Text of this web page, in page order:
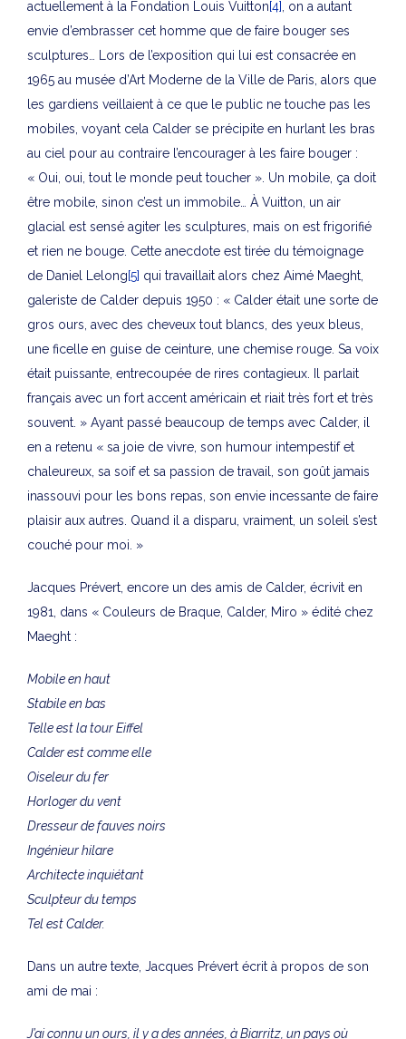
actuellement à la Fondation Louis Vuitton[4]
, on a autant
envie d’embrasser cet homme que de faire bouger ses
sculptures… Lors de l’exposition qui lui est consacrée en
1965 au musée d’Art Moderne de la Ville de Paris, alors que
les gardiens veillaient à ce que le public ne touche pas les
mobiles, voyant cela Calder se précipite en hurlant les bras
au ciel pour au contraire l’encourager à les faire bouger :
« Oui, oui, tout le monde peut toucher ». Un mobile, ça doit
être mobile, sinon c’est un immobile… À Vuitton, un air
glacial est sensé agiter les sculptures, mais on est frigorifié
et rien ne bouge. Cette anecdote est tirée du témoignage
de Daniel Lelong[5] qui travaillait alors chez Aimé Maeght,
galeriste de Calder depuis 1950 : « Calder était une sorte de
gros ours, avec des cheveux tout blancs, des yeux bleus,
une ficelle en guise de ceinture, une chemise rouge. Sa voix
était puissante, entrecoupée de rires contagieux. Il parlait
français avec un fort accent américain et riait très fort et très
souvent. » Ayant passé beaucoup de temps avec Calder, il
en a retenu « sa joie de vivre, son humour intempestif et
chaleureux, sa soif et sa passion de travail, son goût jamais
inassouvi pour les bons repas, son envie incessante de faire
plaisir aux autres. Quand il a disparu, vraiment, un soleil s’est
couché pour moi. »
Jacques Prévert, encore un des amis de Calder, écrivit en
1981, dans « Couleurs de Braque, Calder, Miro » édité chez
Maeght :
Mobile en haut
Stabile en bas
Telle est la tour Eiffel
Calder est comme elle
Oiseleur du fer
Horloger du vent
Dresseur de fauves noirs
Ingénieur hilare
Architecte inquiétant
Sculpteur du temps
Tel est Calder.
Dans un autre texte, Jacques Prévert écrit à propos de son
ami de mai :
J’ai connu un ours, il y a des années, à Biarritz, un pays où